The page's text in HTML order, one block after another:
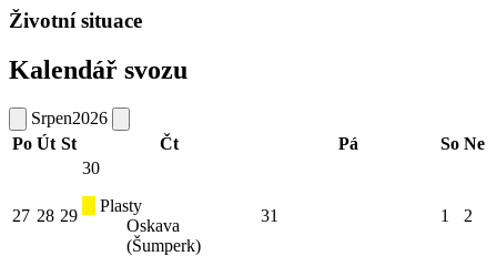
Životní situace
Kalendář svozu
Srpen2026
Po Út St Čt Pá So Ne
27 28 29
30
Plasty
Oskava
(Šumperk)
31 1 2